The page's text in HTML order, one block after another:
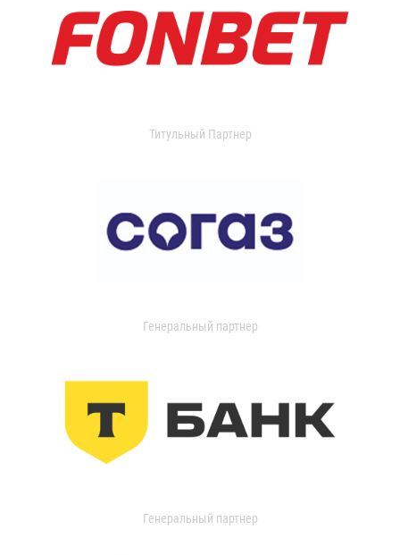
Титульный Партнер
Генеральный партнер
Генеральный партнер